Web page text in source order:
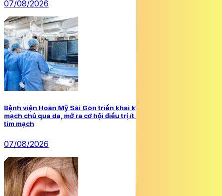
07/08/2026
Bệnh viện Hoàn Mỹ Sài Gòn triển khai kỹ thuật thay van động
mạch chủ qua da, mở ra cơ hội điều trị ít xâm lấn cho bệnh nhân
tim mạch
07/08/2026